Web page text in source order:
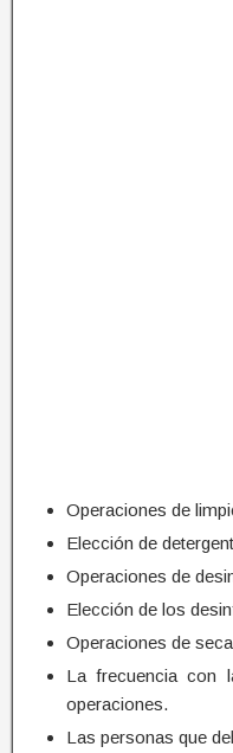
Operaciones de
Elección de
Operaciones de
Elección de los
Operaciones de
La frecuencia con
operaciones.
Las personas que